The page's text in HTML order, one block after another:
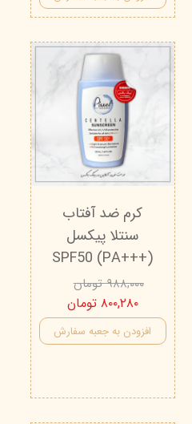
کرم ضد آفتاب
سنتلا پیکسل
SPF50 (PA+++)
۹۸۸,۰۰۰ تومان
۸۰۰,۲۸۰ تومان
افزودن به جعبه سفارش